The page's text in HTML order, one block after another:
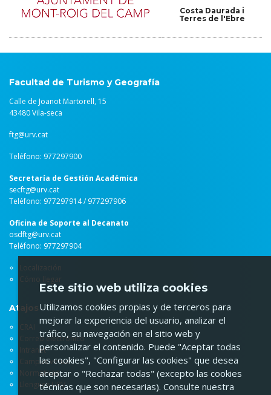
Costa Daurada i
Terres de l'Ebre
Facultad de Turismo y Geografía
Calle de Joanot Martorell, 15
43480 Vila-seca
ftg@urv.cat
Teléfono: 977297900
Secretaría de Gestión Académica
secftg@urv.cat
Teléfono: 977297914 / 977297906
Oficina de Soporte al Decanato
osdftg@urv.cat
Teléfono: 977297904
Localización
Cómo llegar
Atajos
CRAI
Correo electrónico
Intranet
Campus virtual
Normativas
Llengües URV
Este sitio web utiliza cookies
Utilizamos cookies propias y de terceros para
mejorar la experiencia del usuario, analizar el
tráfico, su navegación en el sitio web y
personalizar el contenido. Puede "Aceptar todas
las cookies", "Configurar las cookies" que desea
aceptar o "Rechazar todas" (excepto las cookies
técnicas que son necesarias). Consulte nuestra